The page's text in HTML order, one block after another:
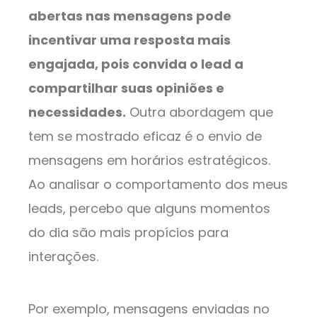
abertas nas mensagens pode
incentivar uma resposta mais
engajada, pois convida o lead a
compartilhar suas opiniões e
necessidades. Outra abordagem que
tem se mostrado eficaz é o envio de
mensagens em horários estratégicos.
Ao analisar o comportamento dos meus
leads, percebo que alguns momentos
do dia são mais propícios para
interações.
Por exemplo, mensagens enviadas no